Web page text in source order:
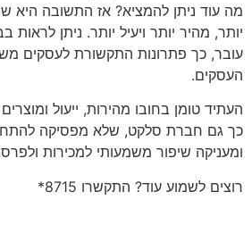
מה עוד ניתן להמציא? אז התשובה היא
יותר, מהיר יותר ויעיל יותר. ניתן לראות
עובר, כך פתרונות התקשורת לעסקים
העסקים.
העתיד טומן בחובו מהירות, ייעול
כך גם חברת סלקט, שלא מפסיקה
ומעניקה שיפור משמעותי למכירות
רוצים לשמוע עוד? התקשרו 8715*